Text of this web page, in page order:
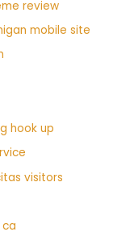
review
mobile site
hook up
visitors
ca